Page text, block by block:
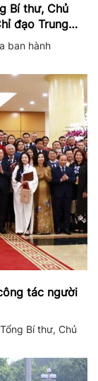
Bí thư, Chủ
đạo Trung
ban hành
tác người
Bí thư, Chủ